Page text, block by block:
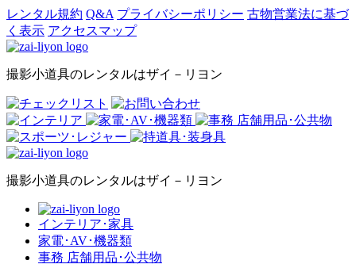
レンタル規約 Q&A プライバシーポリシー 古物営業法に基づ
く表示 アクセスマップ
撮影小道具のレンタルはザイ－リヨン
撮影小道具のレンタルはザイ－リヨン
インテリア･家具
家電･AV･機器類
事務 店舗用品･公共物